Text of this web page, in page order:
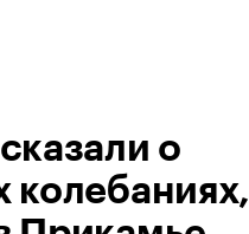
о
колебаниях,